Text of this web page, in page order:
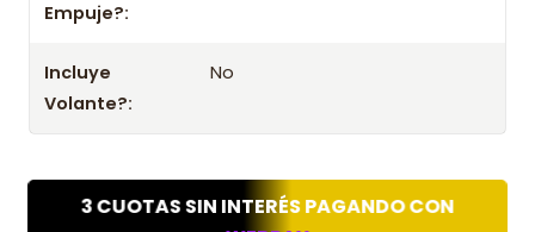
Empuje?:
Incluye
Volante?:
No
3 CUOTAS SIN INTERÉS PAGANDO CON